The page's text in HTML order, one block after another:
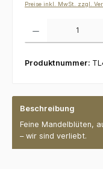
Preise inkl. MwSt. zzgl.
Produktnummer:
Beschreibung
Feine Mandelblüten,
– wir sind verliebt.